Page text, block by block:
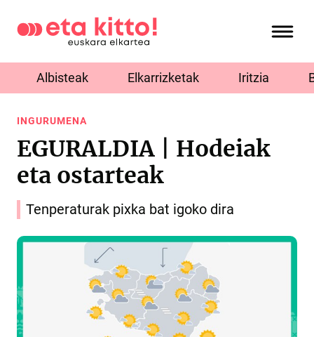
Albisteak Elkarrizketak Iritzia
INGURUMENA
EGURALDIA | Hodeiak
eta ostarteak
Tenperaturak pixka bat igoko dira